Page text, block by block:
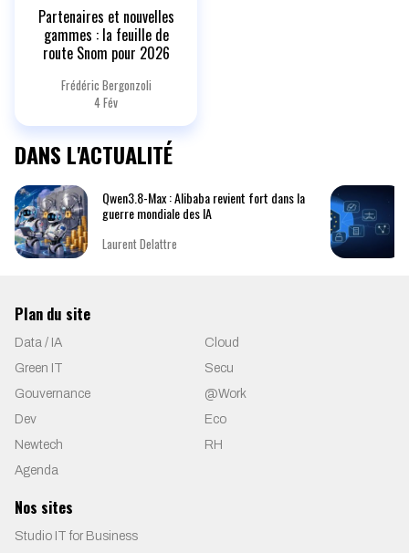
Partenaires et nouvelles
gammes : la feuille de
route Snom pour 2026
Frédéric Bergonzoli
4 Fév
DANS L'ACTUALITÉ
Qwen3.8-Max : Alibaba revient fort dans la
guerre mondiale des IA
Laurent Delattre
Plan du site
Data / IA
Cloud
Green IT
Secu
Gouvernance
@Work
Dev
Eco
Newtech
RH
Agenda
Nos sites
Studio IT for Business